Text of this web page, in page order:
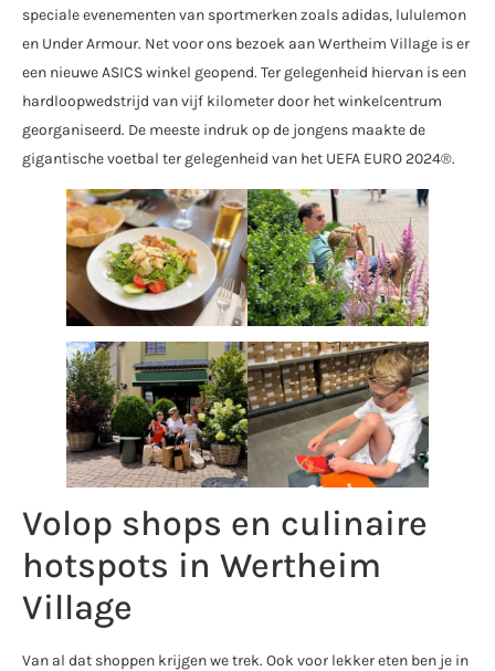
speciale evenementen van sportmerken zoals adidas, lululemon
en Under Armour. Net voor ons bezoek aan Wertheim Village is er
een nieuwe ASICS winkel geopend. Ter gelegenheid hiervan is een
hardloopwedstrijd van vijf kilometer door het winkelcentrum
georganiseerd. De meeste indruk op de jongens maakte de
gigantische voetbal ter gelegenheid van het UEFA EURO 2024®.
Volop shops en culinaire
hotspots in Wertheim
Village
Van al dat shoppen krijgen we trek. Ook voor lekker eten ben je in